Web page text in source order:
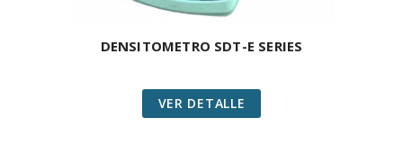
DENSITOMETRO SDT-E SERIES
VER DETALLE